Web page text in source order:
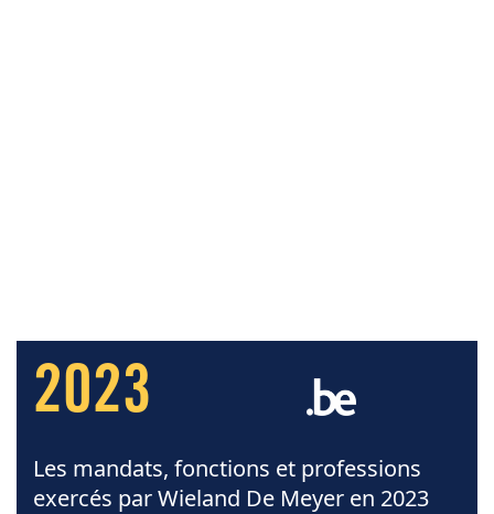
2023
Les mandats, fonctions et professions
exercés par Wieland De Meyer en 2023